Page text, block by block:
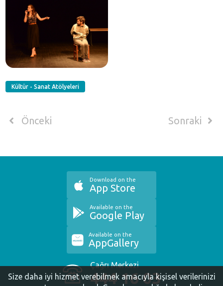
Kültür - Sanat Atölyeleri
Önceki Sonraki
Çağrı Merkezi
444 16 03
Download on the
App Store
Available on the
Google Play
Available on the
AppGallery
Size daha iyi hizmet verebilmek amacıyla kişisel verilerinizi